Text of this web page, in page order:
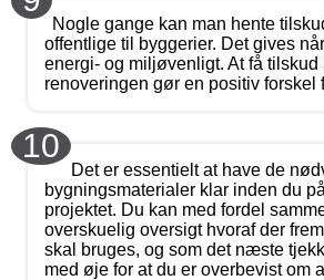
Nogle gange kan man hente
offentlige til byggerier. Det gives
energi- og miljøvenligt. At få tilskud
renoveringen gør en positiv forskel
10
Det er essentielt at have de
bygningsmaterialer klar inden du
projektet. Du kan med fordel
overskuelig oversigt hvoraf der
skal bruges, og som det næste
med øje for at du er overbevist om